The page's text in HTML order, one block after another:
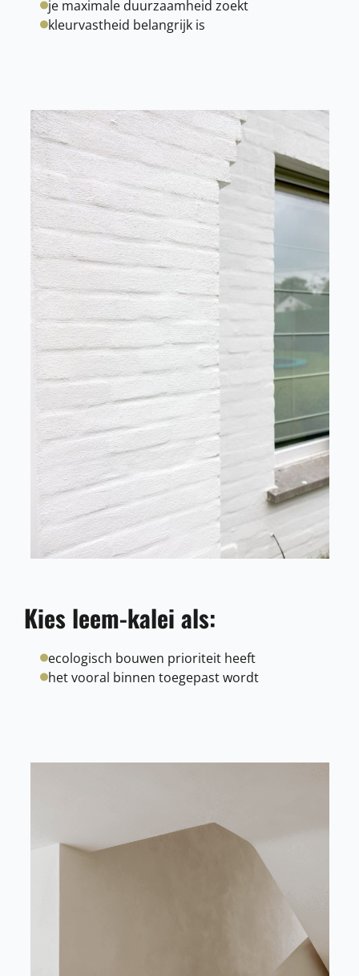
je maximale duurzaamheid zoekt
kleurvastheid belangrijk is
Kies leem-kalei als:
ecologisch bouwen prioriteit heeft
het vooral binnen toegepast wordt